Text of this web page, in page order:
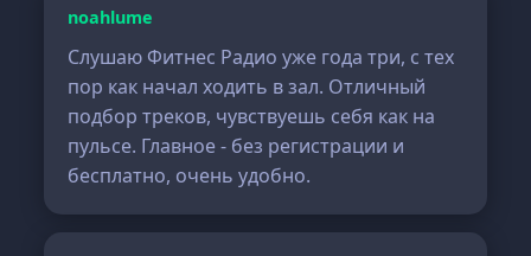
noahlume
Слушаю Фитнес Радио уже года три, с тех
пор как начал ходить в зал. Отличный
подбор треков, чувствуешь себя как на
пульсе. Главное - без регистрации и
бесплатно, очень удобно.